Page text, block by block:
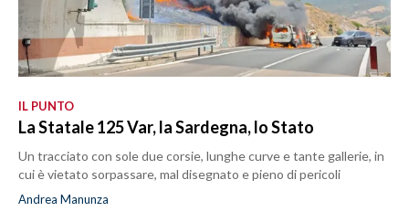
IL PUNTO
La Statale 125 Var, la Sardegna, lo Stato
Un tracciato con sole due corsie, lunghe curve e tante gallerie, in
cui è vietato sorpassare, mal disegnato e pieno di pericoli
Andrea Manunza